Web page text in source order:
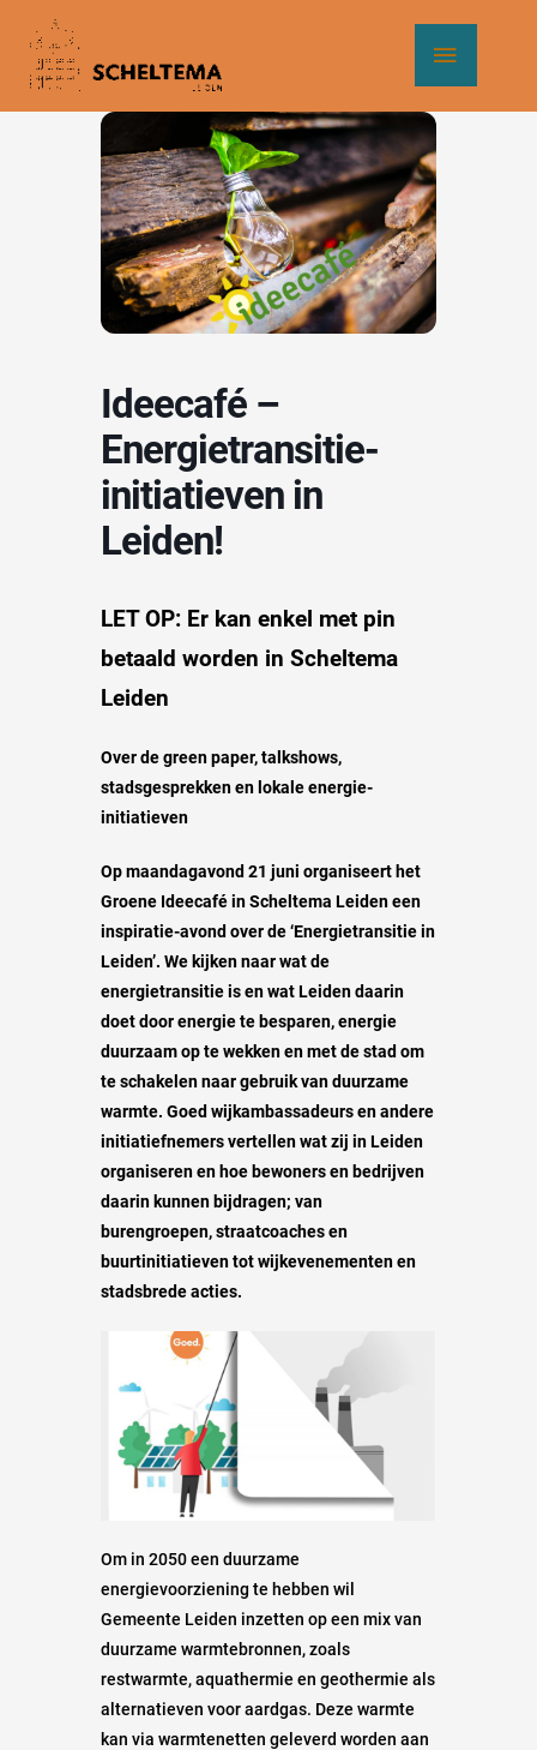
naar
Ideecafé –
Energietransitie-
initiatieven in
Leiden!
LET OP: Er kan enkel met pin
betaald worden in Scheltema
Leiden
Over de green paper, talkshows,
stadsgesprekken en lokale energie-
initiatieven
Op maandagavond 21 juni organiseert het
Groene Ideecafé in Scheltema Leiden een
inspiratie-avond over de ‘Energietransitie in
Leiden’. We kijken naar wat de
energietransitie is en wat Leiden daarin
doet door energie te besparen, energie
duurzaam op te wekken en met de stad om
te schakelen naar gebruik van duurzame
warmte. Goed wijkambassadeurs en andere
initiatiefnemers vertellen wat zij in Leiden
organiseren en hoe bewoners en bedrijven
daarin kunnen bijdragen; van
burengroepen, straatcoaches en
buurtinitiatieven tot wijkevenementen en
stadsbrede acties.
Om in 2050 een duurzame
energievoorziening te hebben wil
Gemeente Leiden inzetten op een mix van
duurzame warmtebronnen, zoals
restwarmte, aquathermie en geothermie als
alternatieven voor aardgas. Deze warmte
kan via warmtenetten geleverd worden aan